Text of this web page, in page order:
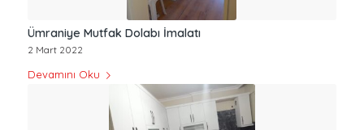
Ümraniye Mutfak Dolabı İmalatı
2 Mart 2022
Devamını Oku